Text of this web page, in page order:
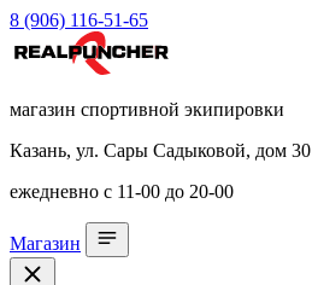
8 (906) 116-51-65
магазин спортивной экипировки
Казань, ул. Сары Садыковой, дом 30
ежедневно с 11-00 до 20-00
Магазин